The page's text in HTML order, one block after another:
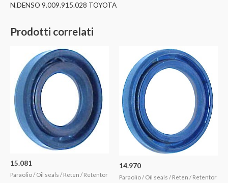
N.DENSO 9.009.915.028 TOYOTA
Prodotti correlati
15.081
Paraolio / Oil seals / Reten / Retentor
14.970
Paraolio / Oil seals / Reten / Retentor